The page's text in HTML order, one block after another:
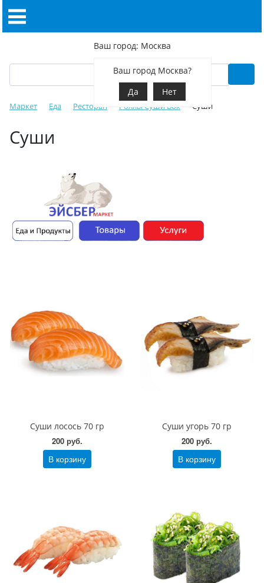
Ваш город: Москва
Ваш город Москва?
Да
Нет
Маркет Еда Ресторан Роллы Суши Вок Суши
Суши
Суши лосось 70 гр
200 руб.
В корзину
Суши угорь 70 гр
200 руб.
В корзину